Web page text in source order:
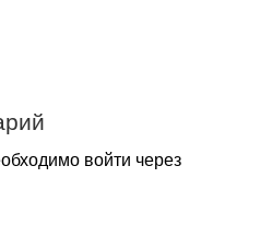
войти через